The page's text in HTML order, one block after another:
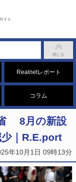
イト
Realnetレポート
コラム
省 8月の新設
｜R.E.port
年10月1日 09時13分